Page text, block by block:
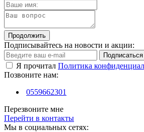
Продолжить
Подписывайтесь на новости и акции:
Подписаться
Я прочитал Политика
Позвоните нам:
0559662301
Перезвоните мне
Перейти в контакты
Мы в социальных сетях: